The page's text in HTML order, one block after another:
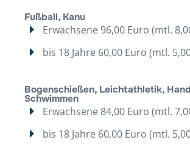
Fußball, Kanu
Erwachsene 96,00 Euro (mtl.
bis 18 Jahre 60,00 Euro (mtl.
Bogenschießen, Leichtathletik,
Schwimmen
Erwachsene 84,00 Euro (mtl.
bis 18 Jahre 60,00 Euro (mtl.